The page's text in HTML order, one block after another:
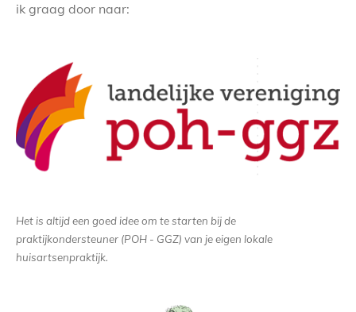
ik graag door naar:
Het is altijd een goed idee om te starten bij de
praktijkondersteuner (POH - GGZ) van je eigen lokale
huisartsenpraktijk.